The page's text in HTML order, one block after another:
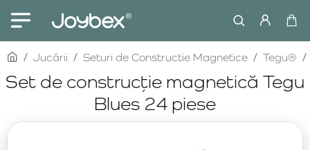
Set de construcție magnetică Tegu
Blues 24 piese
homeJucării Seturi de Constructie Magnetice Tegu®